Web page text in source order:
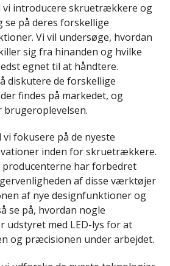
vi introducere skruetrækkere og
på deres forskellige
Vi vil undersøge, hvordan
sig fra hinanden og hvilke
egnet til at håndtere.
diskutere de forskellige
findes på markedet, og
brugeroplevelsen.
fokusere på de nyeste
inden for skruetrækkere.
producenterne har forbedret
af disse værktøjer
af ​​nye designfunktioner og
se på, hvordan nogle
med LED-lys for at
og præcisionen under arbejdet.